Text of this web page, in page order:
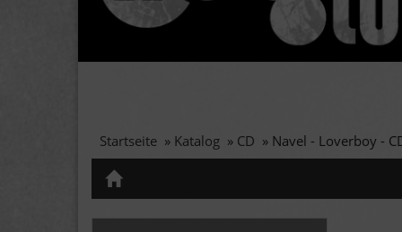
Startseite » Katalog » CD » Navel - Loverboy -